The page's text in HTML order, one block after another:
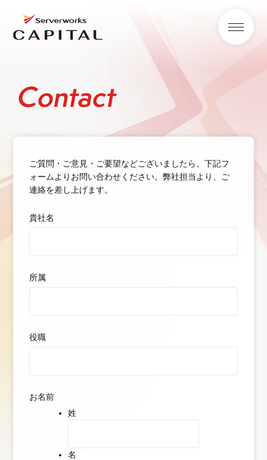
Contact
ご質問・ご意見・ご要望などございましたら、下記フ
ォームよりお問い合わせください。弊社担当より、ご
連絡を差し上げます。
貴社名
所属
役職
お名前
姓
名